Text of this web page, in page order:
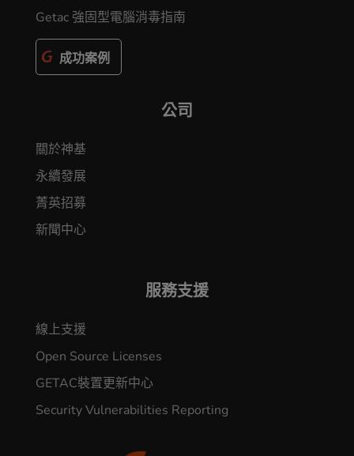
Getac 強固型電腦消毒指南
成功案例
公司
關於神基
永續發展
菁英招募
新聞中心
服務支援
線上支援
Open Source Licenses
GETAC裝置更新中心
Security Vulnerabilities Reporting